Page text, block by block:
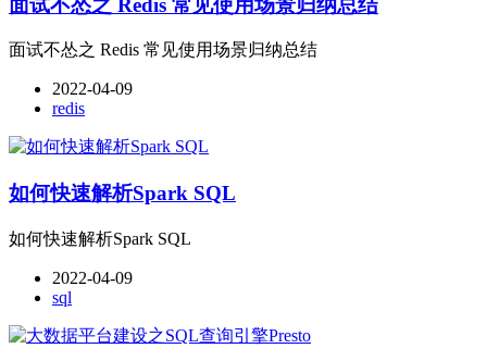
面试不怂之 Redis 常见使用场景归纳总结
2022-04-09
redis
如何快速解析Spark SQL
如何快速解析Spark SQL
2022-04-09
sql